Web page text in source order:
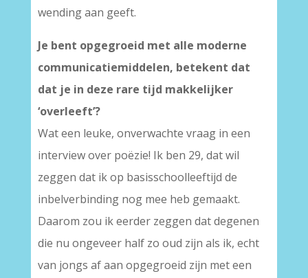
wending aan geeft.
Je bent opgegroeid met alle moderne
communicatiemiddelen, betekent dat
dat je in deze rare tijd makkelijker
‘overleeft’?
Wat een leuke, onverwachte vraag in een
interview over poëzie! Ik ben 29, dat wil
zeggen dat ik op basisschoolleeftijd de
inbelverbinding nog mee heb gemaakt.
Daarom zou ik eerder zeggen dat degenen
die nu ongeveer half zo oud zijn als ik, echt
van jongs af aan opgegroeid zijn met een